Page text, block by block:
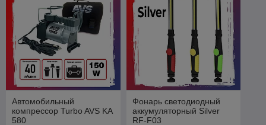
Автомобильный
компрессор Turbo AVS KA
580
Фонарь светодиодный
аккумуляторный Silver
RF-F03